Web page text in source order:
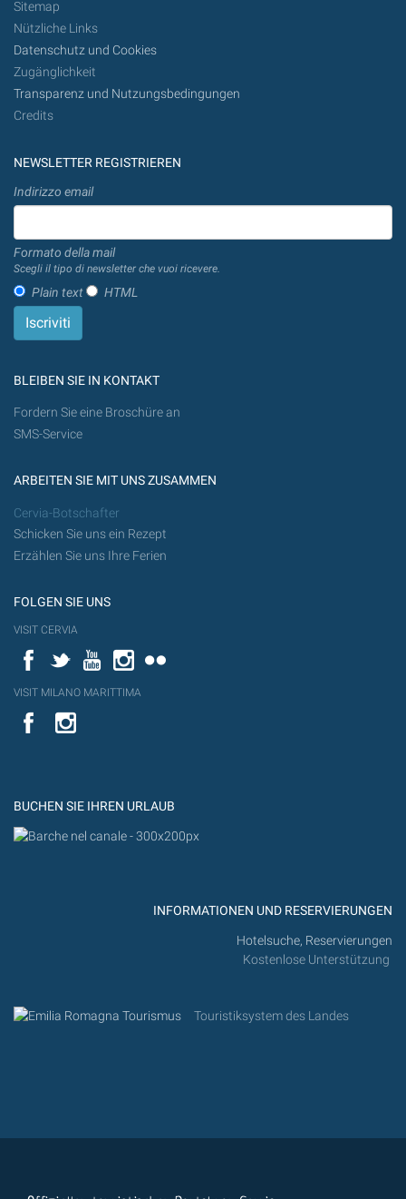
Sitemap
Nützliche Links
Datenschutz und Cookies
Zugänglichkeit
Transparenz und Nutzungsbedingungen
Credits
NEWSLETTER REGISTRIEREN
Indirizzo email
Formato della mail
Scegli il tipo di newsletter che vuoi ricevere.
Plain text HTML
BLEIBEN SIE IN KONTAKT
Fordern Sie eine Broschüre an
SMS-Service
ARBEITEN SIE MIT UNS ZUSAMMEN
Cervia-Botschafter
Schicken Sie uns ein Rezept
Erzählen Sie uns Ihre Ferien
FOLGEN SIE UNS
VISIT CERVIA
FacebookTwitterYouTubeInstagram
VISIT MILANO MARITTIMA
YouTube
BUCHEN SIE IHREN URLAUB
INFORMATIONEN UND RESERVIERUNGEN
Hotelsuche, Reservierungen
Kostenlose Unterstützung
Touristiksystem des Landes